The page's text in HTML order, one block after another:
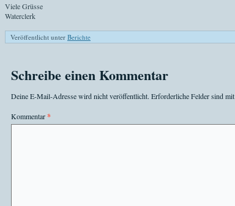
Viele Grüsse
Waterclerk
Veröffentlicht unter Berichte
Schreibe einen Kommentar
Deine E-Mail-Adresse wird nicht veröffentlicht. Erforderliche Felder sind mit
Kommentar*